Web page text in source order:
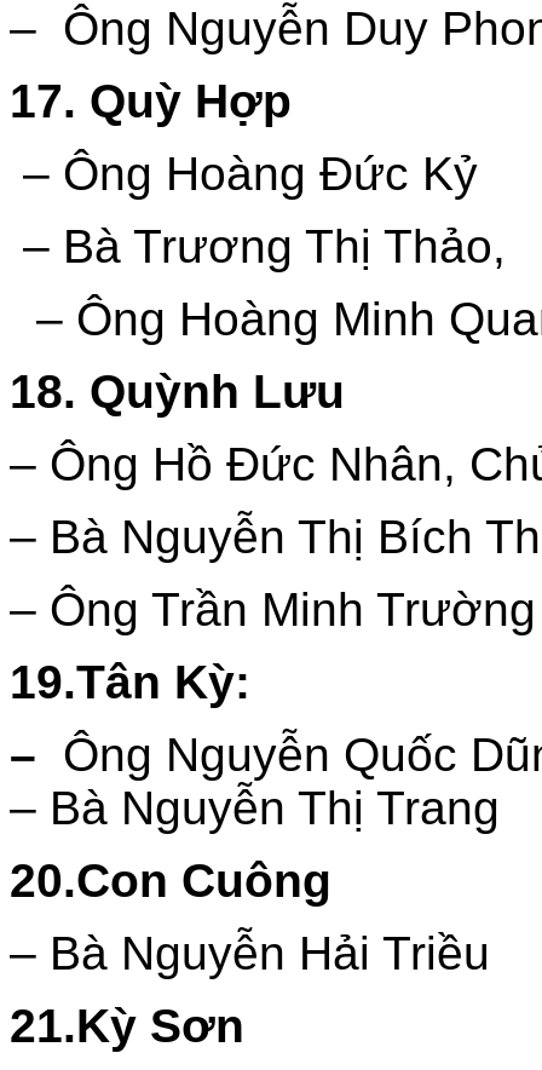
– Ông Nguyễn Duy
17. Quỳ Hợp
– Ông Hoàng Đức Kỷ
– Bà Trương Thị Thảo,
– Ông Hoàng Minh
18. Quỳnh Lưu
– Ông Hồ Đức Nhân,
– Bà Nguyễn Thị Bích
– Ông Trần Minh Trường
19.Tân Kỳ:
– Ông Nguyễn Quốc
– Bà Nguyễn Thị Trang
20.Con Cuông
– Bà Nguyễn Hải Triều
21.Kỳ Sơn